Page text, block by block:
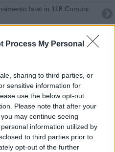
Process My Personal
sharing to third parties, or
sensitive information for
use the below opt-out
Please note that after your
may continue seeing
information utilized by
to third parties prior to
opt-out of the further
Istat in 118 Comuni
ecco a chi tocca
europee e comunali
di accensione Comune per
l'allerta arancione
contro Lega e Palio